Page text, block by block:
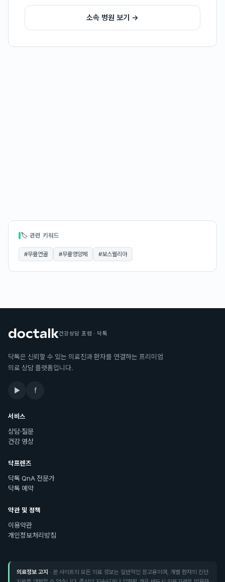
소속 병원 보기 →
🏷 관련 키워드
#무릎연골 #무릎영양제 #보스웰리아
건강상담 포럼 · 닥톡
닥톡은 신뢰할 수 있는 의료진과 환자를 연결하는 프리미엄
의료 상담 플랫폼입니다.
▶ f
서비스
상담·질문
건강 영상
닥프렌즈
닥톡 QnA 전문가
닥톡 예약
약관 및 정책
이용약관
개인정보처리방침
의료정보 고지 · 본 사이트의 모든 의료 정보는 일반적인 참고용이며, 개별 환자의 진단·